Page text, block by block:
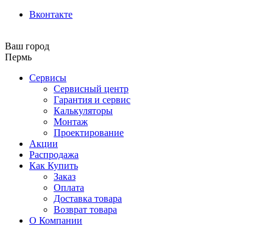
Вконтакте
Ваш город
Пермь
Сервисы
Сервисный центр
Гарантия и сервис
Калькуляторы
Монтаж
Проектирование
Акции
Распродажа
Как Купить
Заказ
Оплата
Доставка товара
Возврат товара
О Компании